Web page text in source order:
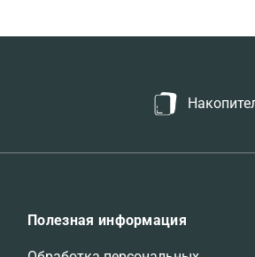
Полезная информация